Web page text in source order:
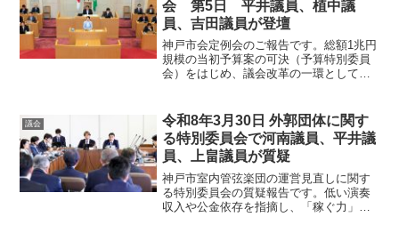
会 第5日 平井議員、植中議
員、吉田議員が登壇
神戸市会定例会のご報告です。総額1兆円
規模の当初予算案の可決（予算特別委員
会）をはじめ、議会改革の一環として成
て、各委員長や提案議員からの活動内容
や報告を詳しくお伝えします。
議会
令和8年3月30日 外郭団体に関す
る特別委員会で河南議員、平井議
員、上畠議員が質疑
神戸市室内管弦楽団の運営見直しに関す
る特別委員会の質疑報告です。低い演奏
収入や公金依存を指摘し、「稼ぐ力」の